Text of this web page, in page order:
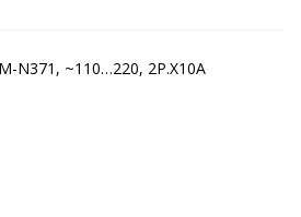
N371, ~110…220, 2Р.Х10А